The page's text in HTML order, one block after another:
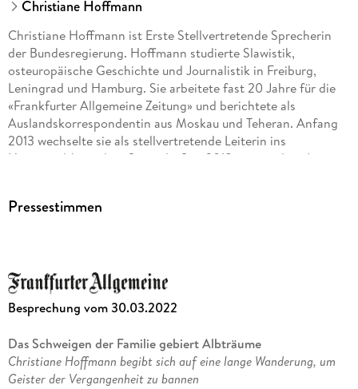
Christiane Hoffmann
Christiane Hoffmann ist Erste Stellvertretende Sprecherin
der Bundesregierung. Hoffmann studierte Slawistik,
osteuropäische Geschichte und Journalistik in Freiburg,
Leningrad und Hamburg. Sie arbeitete fast 20 Jahre für die
«Frankfurter Allgemeine Zeitung» und berichtete als
Auslandskorrespondentin aus Moskau und Teheran. Anfang
2013 wechselte sie als stellvertretende Leiterin ins
Hauptstadtbüro des «Spiegel». Seit 2018 war sie dort Autorin
väterlicherseits stammen aus Schlesien, die Familie ihrer
deutschen Schauspielerinnen. Sie ist in unzähligen Filmen zu
sehen gewesen und hat zahlreiche Preise und
Auszeichnungen erhalten. Weniger bekannt ist, dass sie auch
Hörbuchpreis 2022 als beste Interpretin nominiert.
Pressestimmen
Besprechung vom 30.03.2022
Das Schweigen der Familie gebiert Albträume
Christiane Hoffmann begibt sich auf eine lange Wanderung, um
Geister der Vergangenheit zu bannen